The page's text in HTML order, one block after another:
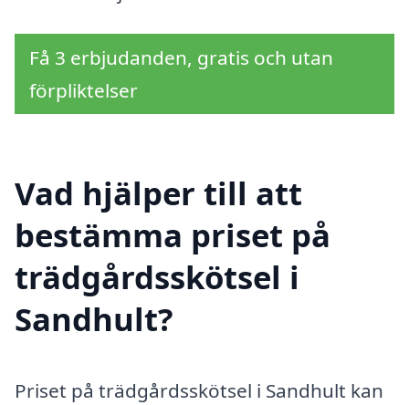
Få 3 erbjudanden, gratis och utan
förpliktelser
Vad hjälper till att
bestämma priset på
trädgårdsskötsel i
Sandhult?
Priset på trädgårdsskötsel i Sandhult kan